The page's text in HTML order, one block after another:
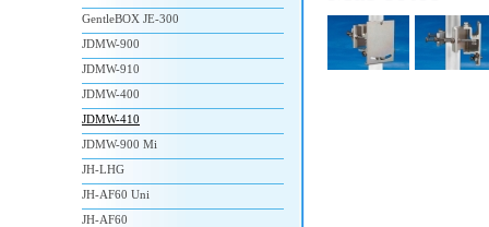
GentleBOX JE-300
JDMW-900
JDMW-910
JDMW-400
JDMW-410
JDMW-900 Mi
JH-LHG
JH-AF60 Uni
JH-AF60